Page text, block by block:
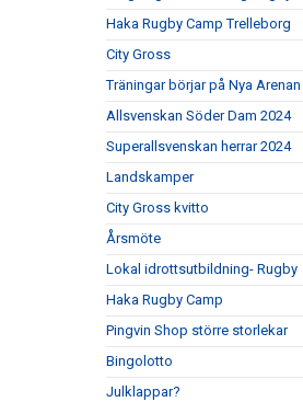
Haka Rugby Camp Trelleborg
City Gross
Träningar börjar på Nya Arenan
Allsvenskan Söder Dam 2024
Superallsvenskan herrar 2024
Landskamper
City Gross kvitto
Årsmöte
Lokal idrottsutbildning- Rugby
Haka Rugby Camp
Pingvin Shop större storlekar
Bingolotto
Julklappar?